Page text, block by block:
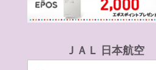
ＪＡＬ 日本航空